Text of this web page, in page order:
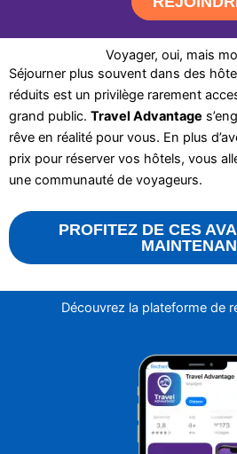
Voyager, oui, mais
Séjourner plus souvent dans des
réduits est un privilège rarement
grand public. Travel Advantage
rêve en réalité pour vous. En plus
prix pour réserver vos hôtels, vous
une communauté de voyageurs.
PROFITEZ DE CES
Découvrez la plateforme de